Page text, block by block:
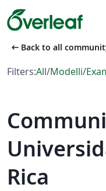
arrow_left_alt Back to all
Filters:All/Modelli/
Rica